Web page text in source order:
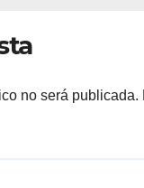
no será publicada.